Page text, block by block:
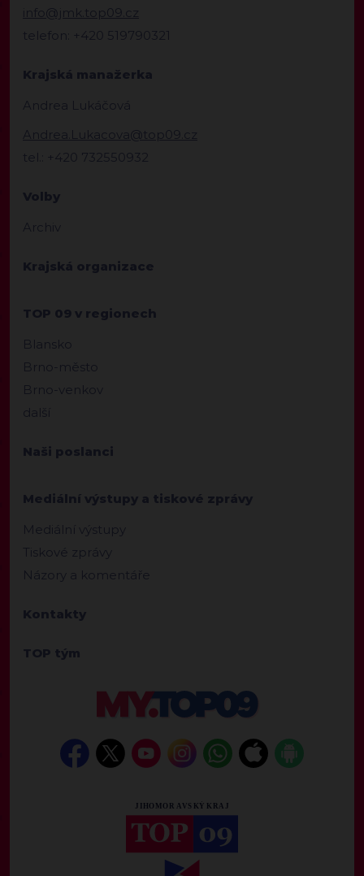
info@jmk.top09.cz
telefon: +420 519790321
Krajská manažerka
Andrea Lukáčová
Andrea.Lukacova@top09.cz
tel.: +420 732550932
Volby
Archiv
Krajská organizace
TOP 09 v regionech
Blansko
Brno-město
Brno-venkov
další
Naši poslanci
Mediální výstupy a tiskové zprávy
Mediální výstupy
Tiskové zprávy
Názory a komentáře
Kontakty
TOP tým